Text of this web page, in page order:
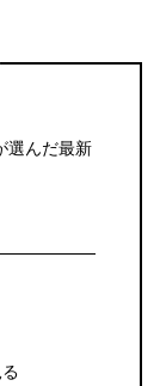
選んだ最新